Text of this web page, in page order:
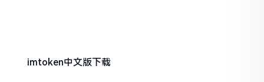
imtoken中文版下载